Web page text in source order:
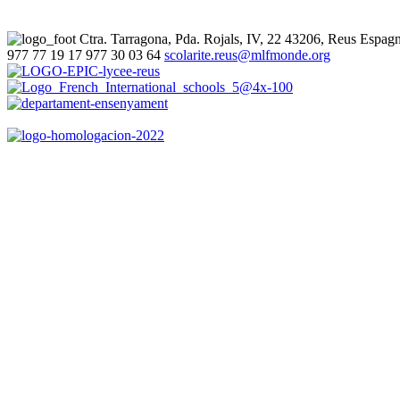
Ctra. Tarragona, Pda. Rojals, IV, 22 43206, Reus
977 77 19 17 977 30 03 64 scolarite.reus@mlfmonde.org